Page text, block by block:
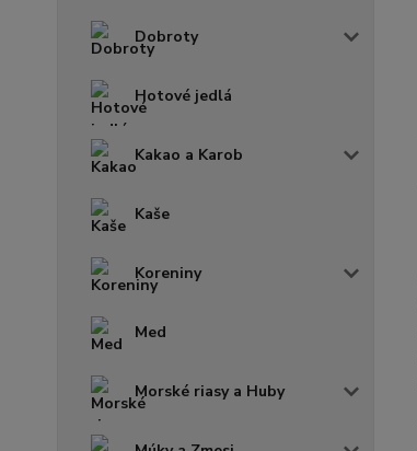
Dobroty
Hotové jedlá
Kakao a Karob
Kaše
Koreniny
Med
Morské riasy a Huby